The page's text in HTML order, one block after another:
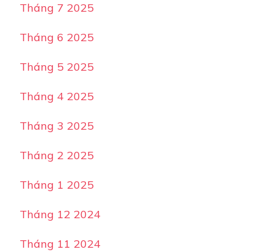
Tháng 7 2025
Tháng 6 2025
Tháng 5 2025
Tháng 4 2025
Tháng 3 2025
Tháng 2 2025
Tháng 1 2025
Tháng 12 2024
Tháng 11 2024